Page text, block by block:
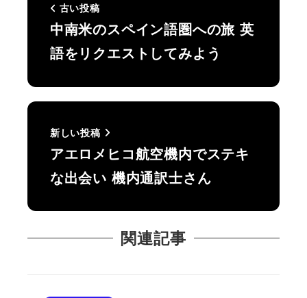
古い投稿
中南米のスペイン語圏への旅 英
語をリクエストしてみよう
新しい投稿
アエロメヒコ航空機内でステキ
な出会い 機内通訳士さん
関連記事